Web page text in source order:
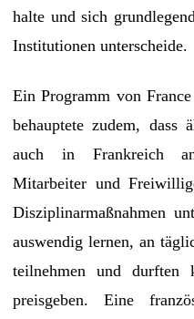
halte und sich
Institutionen unterscheide.
Ein Programm von
behauptete zudem, dass
auch in Frankreich
Mitarbeiter und
Disziplinarmaßnahmen
auswendig lernen, an
teilnehmen und durften
preisgeben. Eine